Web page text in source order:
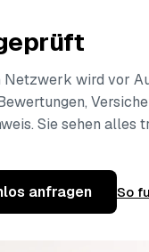
Netzwerk wird vor
Sie sehen alles
anfragen So